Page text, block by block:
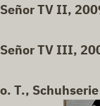
Señor TV II,
Señor TV III,
o. T.,